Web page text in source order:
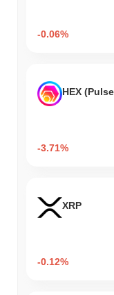
-0.06%
-3.71%
XRP
-0.12%